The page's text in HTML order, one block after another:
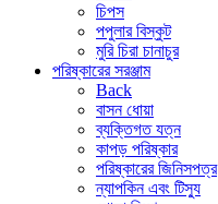
চিপস
পপুলার বিস্কুট
মুরি চিরা চানাচুর
পরিষ্কারের সরঞ্জাম
Back
বাসন ধোয়া
ব্যক্তিগত যত্ন
কাপড় পরিষ্কার
পরিষ্কারের জিনিসপত্র
ন্যাপকিন এবং টিস্যু